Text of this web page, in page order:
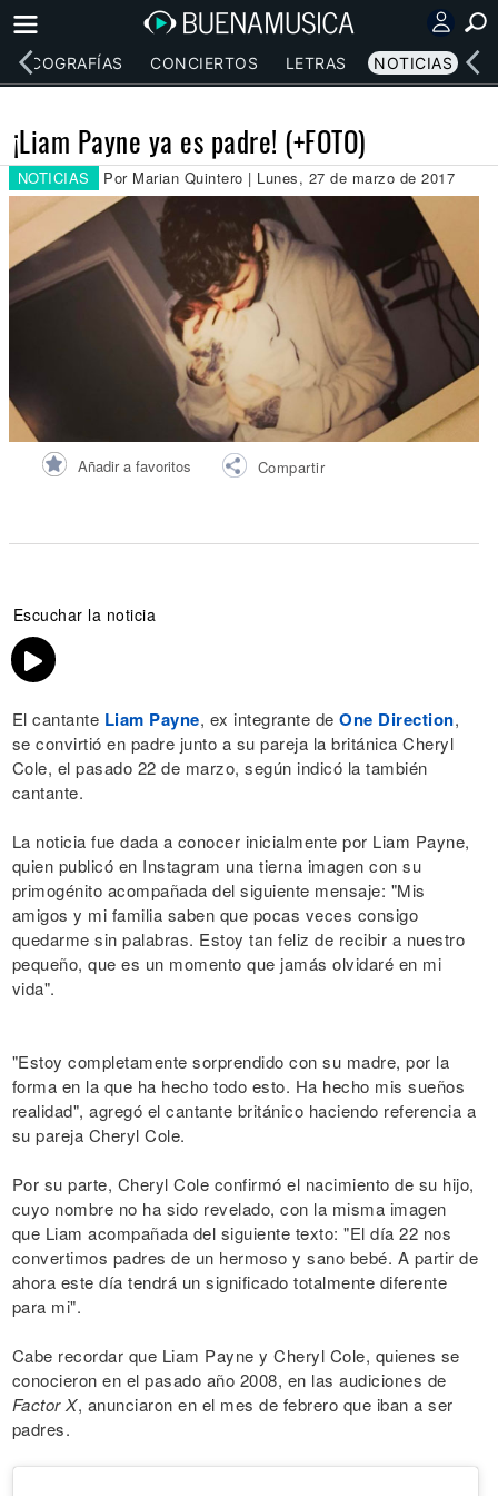
DISCOGRAFÍAS CONCIERTOS LETRAS NOTICIAS
¡Liam Payne ya es padre! (+FOTO)
NOTICIAS Por Marian Quintero | Lunes, 27 de marzo de 2017
Añadir a favoritos Compartir
Escuchar la noticia
El cantante Liam Payne, ex integrante de One Direction,
se convirtió en padre junto a su pareja la británica Cheryl
Cole, el pasado 22 de marzo, según indicó la también
cantante.
La noticia fue dada a conocer inicialmente por Liam Payne,
quien publicó en Instagram una tierna imagen con su
primogénito acompañada del siguiente mensaje: "Mis
amigos y mi familia saben que pocas veces consigo
quedarme sin palabras. Estoy tan feliz de recibir a nuestro
pequeño, que es un momento que jamás olvidaré en mi
vida".
"Estoy completamente sorprendido con su madre, por la
forma en la que ha hecho todo esto. Ha hecho mis sueños
realidad", agregó el cantante británico haciendo referencia a
su pareja Cheryl Cole.
Por su parte, Cheryl Cole confirmó el nacimiento de su hijo,
cuyo nombre no ha sido revelado, con la misma imagen
que Liam acompañada del siguiente texto: "El día 22 nos
convertimos padres de un hermoso y sano bebé. A partir de
ahora este día tendrá un significado totalmente diferente
para mi".
Cabe recordar que Liam Payne y Cheryl Cole, quienes se
conocieron en el pasado año 2008, en las audiciones de
Factor X, anunciaron en el mes de febrero que iban a ser
padres.